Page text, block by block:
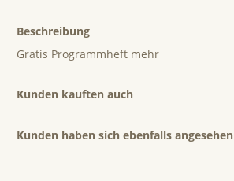
Beschreibung
Gratis Programmheft mehr
Kunden kauften auch
Kunden haben sich ebenfalls angesehen